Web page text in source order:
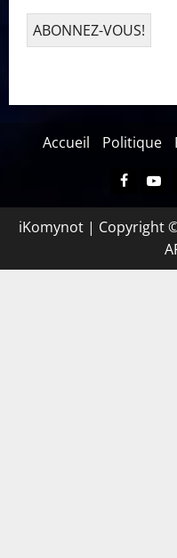
Accueil Politique
iKomynot | Copyright